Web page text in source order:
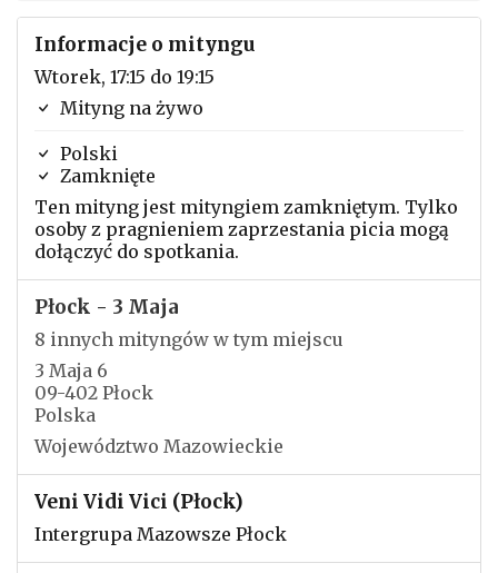
Informacje o mityngu
Wtorek, 17:15 do 19:15
Mityng na żywo
Polski
Zamknięte
Ten mityng jest mityngiem zamkniętym. Tylko
osoby z pragnieniem zaprzestania picia mogą
dołączyć do spotkania.
Płock - 3 Maja
8 innych mityngów w tym miejscu
3 Maja 6
09-402 Płock
Polska
Województwo Mazowieckie
Veni Vidi Vici (Płock)
Intergrupa Mazowsze Płock